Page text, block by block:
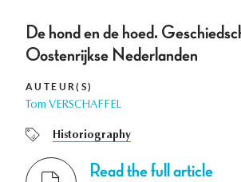
De hond en de hoed.
Oostenrijkse Nederlanden
AUTEUR(S)
Tom VERSCHAFFEL
Historiography
Read the full article